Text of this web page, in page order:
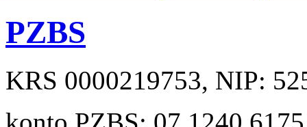
PZBS
KRS 0000219753, NIP: